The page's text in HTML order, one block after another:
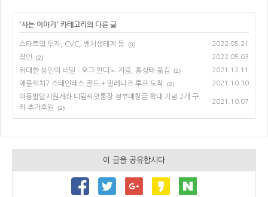
'사는 이야기 ' 카테고리의 다른 글
스타트업 투자, CVC, 벤처생태계 등 (0) 2022.05.21
장인 (2) 2022.05.03
위대한 상인의 비밀 - 오그 만디노 지음, 홍성태 옮김 (2) 2021.12.11
애플워치7 스테인레스 골드 + 밀레니즈 루프 도착 (2) 2021.10.30
아동발달지원계좌 디딤씨앗통장 정부매칭금 확대 기념 2개 구
좌 추가후원
(2)
2021.10.07
이 글을 공유합시다